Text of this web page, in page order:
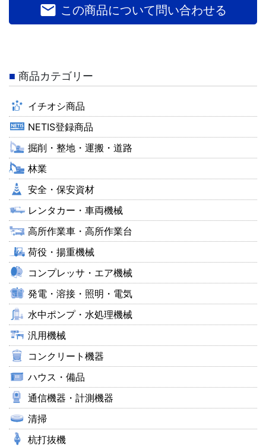
email この商品について問い合わせる
商品カテゴリー
イチオシ商品
NETIS登録商品
掘削・整地・運搬・道路
林業
安全・保安資材
レンタカー・車両機械
高所作業車・高所作業台
荷役・揚重機械
コンプレッサ・エア機械
発電・溶接・照明・電気
水中ポンプ・水処理機械
汎用機械
コンクリート機器
ハウス・備品
通信機器・計測機器
清掃
杭打抜機